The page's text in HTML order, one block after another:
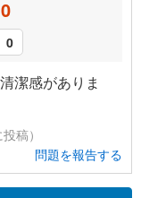
0
潔感がありま
稿）
問題を報告する